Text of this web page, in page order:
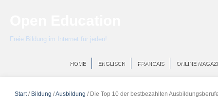
Freie Bildung im Internet für jeden!
HOME ENGLISCH FRANCAIS ONLINE
Start/ Bildung /Ausbildung / Die Top 10 der bestbezahlten